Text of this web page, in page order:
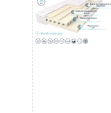
4
570 zł